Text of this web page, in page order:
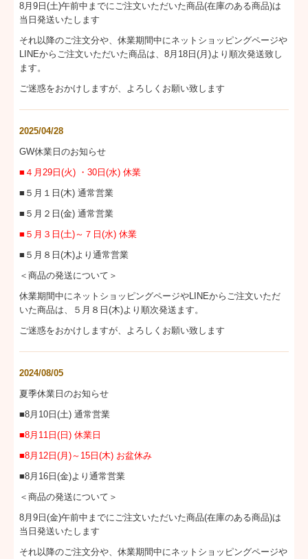
8月9日(土)午前中までにご注文いただいた商品(在庫のある商品)は
当日発送いたします
それ以降のご注文分や、休業期間中にネットショッピングページや
LINEからご注文いただいた商品は、8月18日(月)より順次発送致し
ます。
ご迷惑をおかけしますが、よろしくお願い致します
2025/04/28
GW休業日のお知らせ
■４月29日(火) ・30日(水) 休業
■５月１日(木) 通常営業
■５月２日(金) 通常営業
■５月３日(土)～７日(水) 休業
■５月８日(木)より通常営業
＜商品の発送について＞
休業期間中にネットショッピングページやLINEからご注文いただ
いた商品は、５月８日(木)より順次発送ます。
ご迷惑をおかけしますが、よろしくお願い致します
2024/08/05
夏季休業日のお知らせ
■8月10日(土) 通常営業
■8月11日(日) 休業日
■8 月12日(月)～15日(木) お盆休み
■8月16日(金)より通常営業
＜商品の発送について＞
8月9日(金)午前中までにご注文いただいた商品(在庫のある商品)は
当日発送いたします
それ以降のご注文分や、休業期間中にネットショッピングページや